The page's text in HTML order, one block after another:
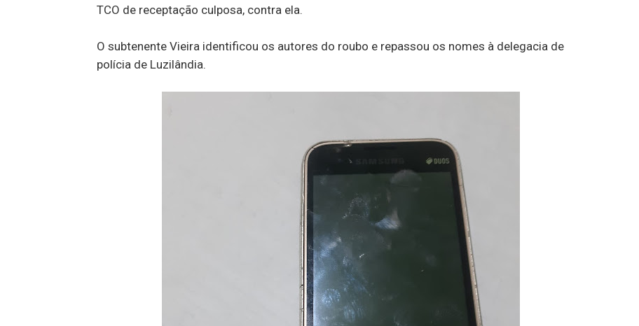
TCO de receptação culposa, contra ela.
O subtenente Vieira identificou os autores do roubo e repassou os nomes à delegacia de
polícia de Luzilândia.